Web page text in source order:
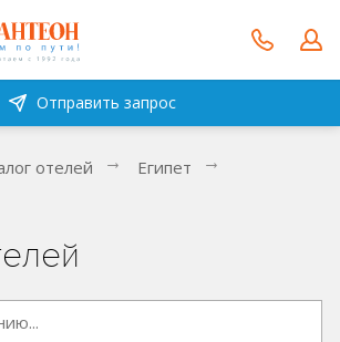
Отправить запрос
отелей
Египет